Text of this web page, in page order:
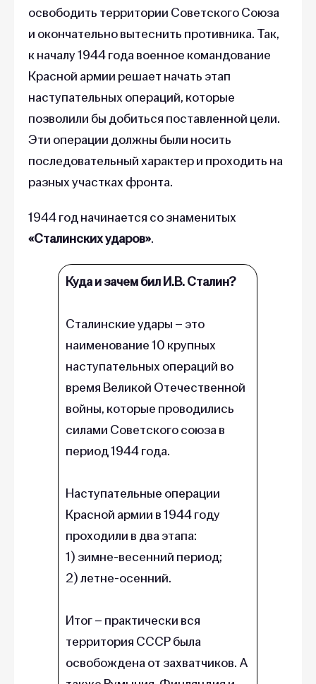
освободить территории Советского Союза
и окончательно вытеснить противника. Так,
к началу 1944 года военное командование
Красной армии решает начать этап
наступательных операций, которые
позволили бы добиться поставленной цели.
Эти операции должны были носить
последовательный характер и проходить на
разных участках фронта.
1944 год начинается со знаменитых
«Сталинских ударов».
Куда и зачем бил И.В. Сталин?
Сталинские удары – это
наименование 10 крупных
наступательных операций во
время Великой Отечественной
войны, которые проводились
силами Советского союза в
период 1944 года.
Наступательные операции
Красной армии в 1944 году
проходили в два этапа:
1) зимне-весенний период;
2) летне-осенний.
Итог – практически вся
территория СССР была
освобождена от захватчиков. А